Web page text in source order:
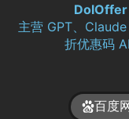
DolOffer
主营 GPT、
折优惠码
百度